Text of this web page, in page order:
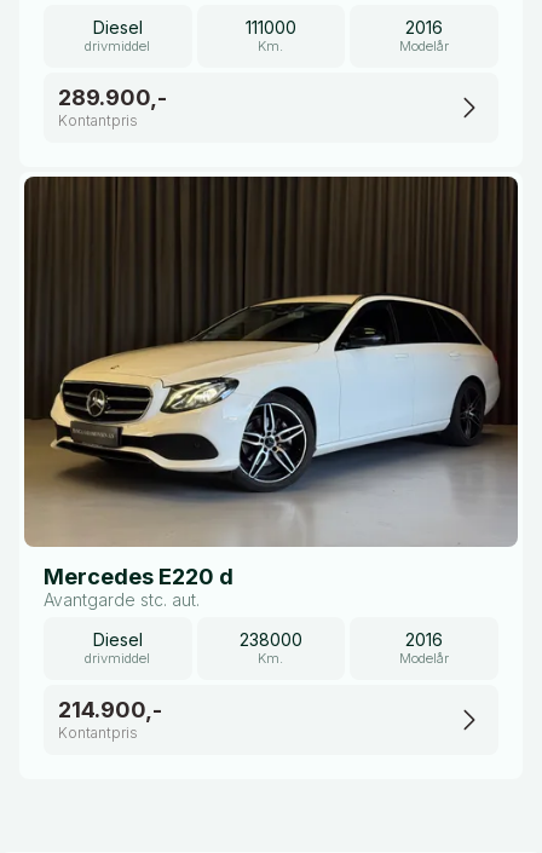
Diesel
drivmiddel
111000
Km.
2016
Modelår
289.900,-
Kontantpris
Mercedes E220 d
Avantgarde stc. aut.
Diesel
drivmiddel
238000
Km.
2016
Modelår
214.900,-
Kontantpris